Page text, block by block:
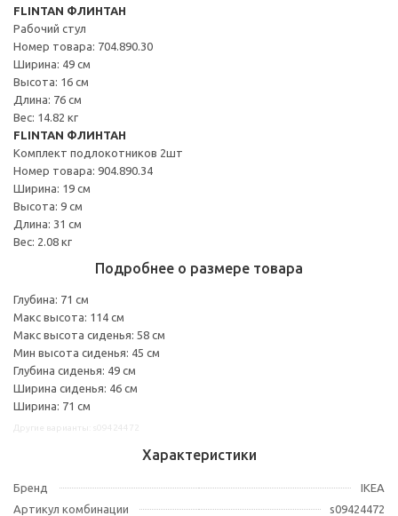
FLINTAN ФЛИНТАН
Рабочий стул
Номер товара: 704.890.30
Ширина: 49 см
Высота: 16 см
Длина: 76 см
Вес: 14.82 кг
FLINTAN ФЛИНТАН
Комплект подлокотников 2шт
Номер товара: 904.890.34
Ширина: 19 см
Высота: 9 см
Длина: 31 см
Вес: 2.08 кг
Подробнее о размере товара
Глубина: 71 см
Макс высота: 114 см
Макс высота сиденья: 58 см
Мин высота сиденья: 45 см
Глубина сиденья: 49 см
Ширина сиденья: 46 см
Ширина: 71 см
Характеристики
Бренд
IKEA
Артикул комбинации
s09424472